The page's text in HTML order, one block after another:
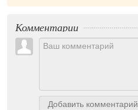
Комментарии
Добавить комментарий